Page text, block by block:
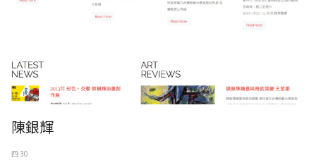
陳銀輝
四 30